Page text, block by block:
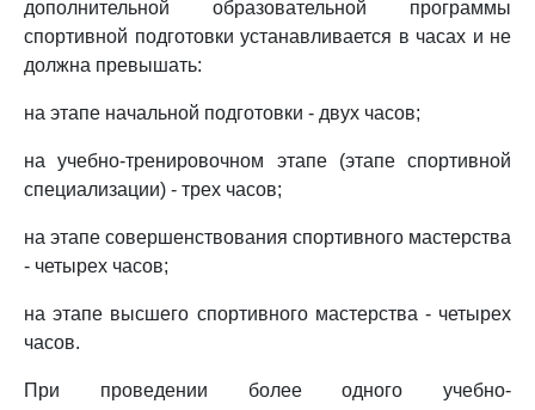
дополнительной образовательной программы
спортивной подготовки устанавливается в часах и не
должна превышать:
на этапе начальной подготовки - двух часов;
на учебно-тренировочном этапе (этапе спортивной
специализации) - трех часов;
на этапе совершенствования спортивного мастерства
- четырех часов;
на этапе высшего спортивного мастерства - четырех
часов.
При проведении более одного учебно-